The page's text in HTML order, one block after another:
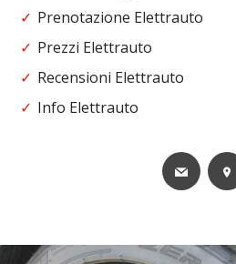
Prenotazione Elettrauto
Prezzi Elettrauto
Recensioni Elettrauto
Info Elettrauto